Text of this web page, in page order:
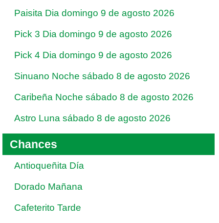
Paisita Dia domingo 9 de agosto 2026
Pick 3 Dia domingo 9 de agosto 2026
Pick 4 Dia domingo 9 de agosto 2026
Sinuano Noche sábado 8 de agosto 2026
Caribeña Noche sábado 8 de agosto 2026
Astro Luna sábado 8 de agosto 2026
Chances
Antioqueñita Día
Dorado Mañana
Cafeterito Tarde